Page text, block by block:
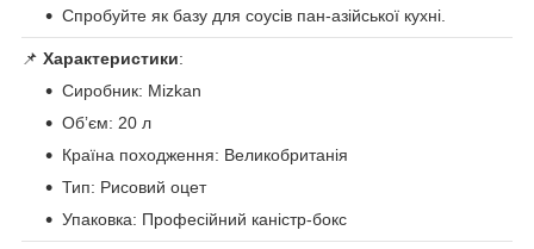
Спробуйте як базу для соусів пан-азійської кухні.
📌 Характеристики:
Сиробник: Mizkan
Обʼєм: 20 л
Країна походження: Великобританія
Тип: Рисовий оцет
Упаковка: Професійний каністр-бокс